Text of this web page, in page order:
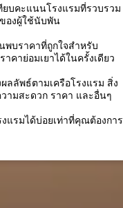
ยบคะแนนโรงแรมที่รวบรวม
องผู้ใช้นับพัน
บราคาที่ถูกใจสำหรับ
าคาย่อมเยาได้ในครั้งเดียว
ลลัพธ์ตามเครือโรงแรม สิ่ง
ามสะดวก ราคา และอื่นๆ
แรมได้บ่อยเท่าที่คุณต้องการ